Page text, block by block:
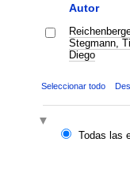
Autor
Stegmann,
Diego
Seleccionar todo
Todas las